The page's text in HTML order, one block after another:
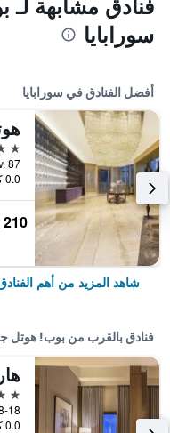
سورابايا
أفضل الفنادق في سورابايا
5 نجوم
0.0 كيلومتر عن وسط المدينة
210 ﷼
شاهد المزيد من أهم
فنادق بالقرب من بوب! هوتل
4 نجوم
0.0 كيلومتر عن وسط المدينة